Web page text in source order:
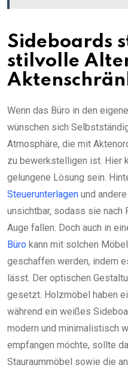
Sideboards
stilvolle
Wenn das Büro in den
wünschen sich
Atmosphäre, die mit
zu bewerkstelligen ist. Hier
gelungene Lösung sein.
Steuerunterlagen und
unsichtbar, sodass sie nach
Auge fallen. Doch auch in
Büro kann mit solchen
geschaffen werden, indem
lässt. Der optischen
gesetzt. Holzmöbel haben
während ein weißes
modern und minimalistisch
empfangen möchte, sollte
Stauraummöbel sowie die